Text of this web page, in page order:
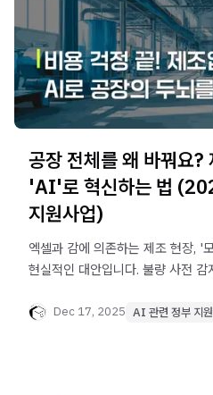
공장 전체를 왜 바꿔요?
'AI'로 혁신하는 법
지원사업)
엑셀과 감에 의존하는 제조 현장, '
현실적인 대안입니다. 불량 사전 감
없이 해결하세요. 2026년 스마트공
Dec 17, 2025 AI 관련 정부 지